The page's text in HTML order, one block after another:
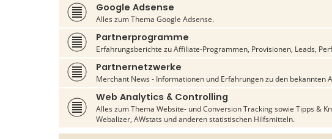
Google Adsense
Alles zum Thema Google Adsense.
Partnerprogramme
Erfahrungsberichte zu Affiliate-Programmen, Provisionen, Leads,
Partnernetzwerke
Merchant News - Informationen und Erfahrungen zu den bekannten
Web Analytics & Controlling
Alles zum Thema Website- und Conversion Tracking sowie Tipps &
Webalizer, AWstats und anderen statistischen Hilfsmitteln.